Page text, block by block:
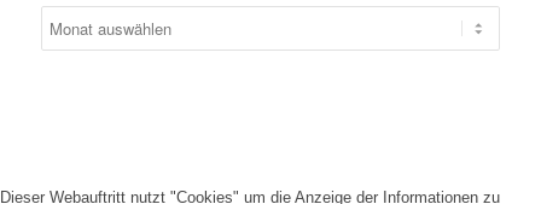
Dieser Webauftritt nutzt "Cookies" um die Anzeige der Informationen zu